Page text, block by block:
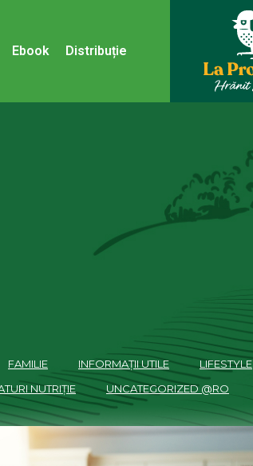
Ebook Distribuție
FAMILIE INFORMAȚII UTILE LIFESTYLE
NUTRIȚIE UNCATEGORIZED @RO